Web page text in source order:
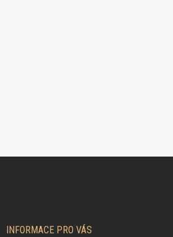
INFORMACE PRO VÁS